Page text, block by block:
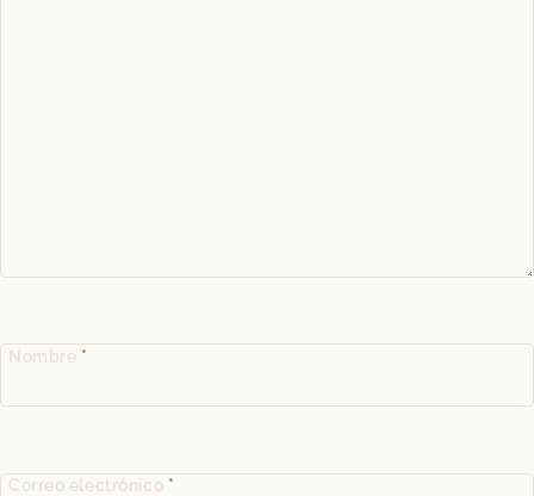
Nombre *
Correo electrónico *